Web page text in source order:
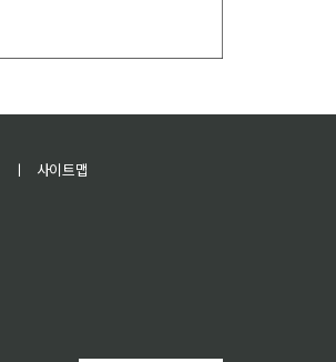
ㅣ
사이트맵